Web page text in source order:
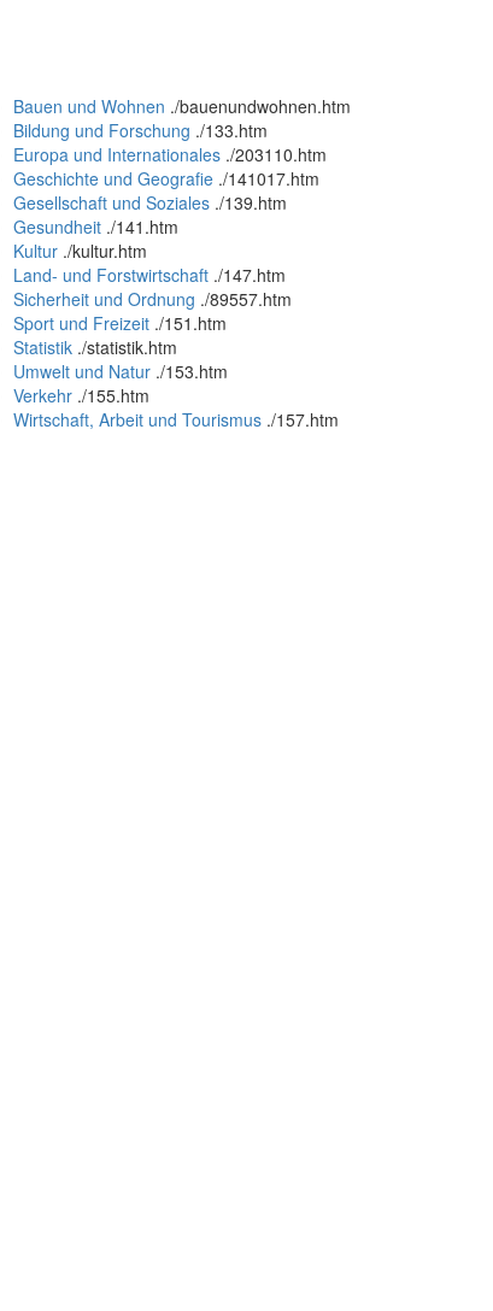
Bauen und Wohnen ./bauenundwohnen.htm
Bildung und Forschung ./133.htm
Europa und Internationales ./203110.htm
Geschichte und Geografie ./141017.htm
Gesellschaft und Soziales ./139.htm
Gesundheit ./141.htm
Kultur ./kultur.htm
Land- und Forstwirtschaft ./147.htm
Sicherheit und Ordnung ./89557.htm
Sport und Freizeit ./151.htm
Statistik ./statistik.htm
Umwelt und Natur ./153.htm
Verkehr ./155.htm
Wirtschaft, Arbeit und Tourismus ./157.htm